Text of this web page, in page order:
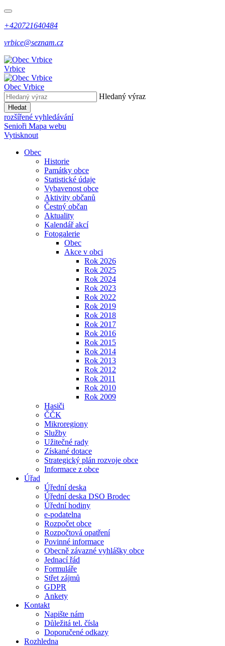
+420721640484
vrbice@seznam.cz
Vrbice
Obec Vrbice
Hledaný výraz
Hledat
rozšířené vyhledávání
Senioři Mapa webu
Vytisknout
Obec
Historie
Památky obce
Statistické údaje
Vybavenost obce
Aktivity občanů
Čestný občan
Aktuality
Kalendář akcí
Fotogalerie
Obec
Akce v obci
Rok 2026
Rok 2025
Rok 2024
Rok 2023
Rok 2022
Rok 2019
Rok 2018
Rok 2017
Rok 2016
Rok 2015
Rok 2014
Rok 2013
Rok 2012
Rok 2011
Rok 2010
Rok 2009
Hasiči
ČČK
Mikroregiony
Služby
Užitečné rady
Získané dotace
Strategický plán rozvoje obce
Informace z obce
Úřad
Úřední deska
Úřední deska DSO Brodec
Úřední hodiny
e-podatelna
Rozpočet obce
Rozpočtová opatření
Povinné informace
Obecně závazné vyhlášky obce
Jednací řád
Formuláře
Střet zájmů
GDPR
Ankety
Kontakt
Napište nám
Důležitá tel. čísla
Doporučené odkazy
Rozhledna